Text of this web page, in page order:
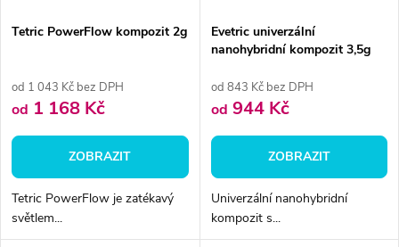
Tetric PowerFlow kompozit 2g
od 1 043 Kč bez DPH
od 1 168 Kč
ZOBRAZIT
Tetric PowerFlow je zatékavý
světlem...
Evetric univerzální
nanohybridní kompozit 3,5g
od 843 Kč bez DPH
od 944 Kč
ZOBRAZIT
Univerzální nanohybridní
kompozit s...